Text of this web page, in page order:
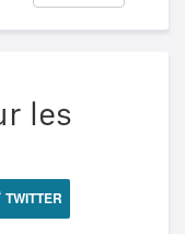
les
TWITTER